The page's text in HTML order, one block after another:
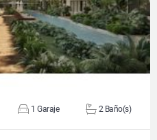
1 Garaje 2 Baño(s)